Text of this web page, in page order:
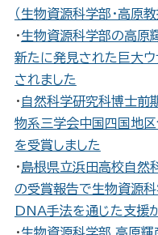
（生物資源科学部･高原教
・生物資源科学部の高原
新たに発見された巨大
されました
・ 自然科学研究科博士前
物系三学会中国四国地
を受賞しました
・島根県立浜田高校自然
の受賞報告で生物資源
DNA手法を通じた支援